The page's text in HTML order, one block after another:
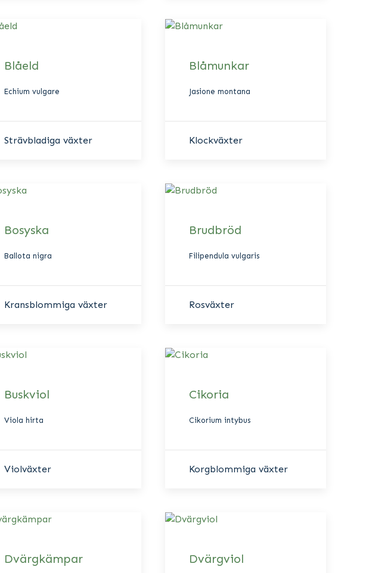
Blåeld
Echium vulgare
Strävbladiga växter
Blåmunkar
Jasione montana
Klockväxter
Bosyska
Ballota nigra
Kransblommiga växter
Brudbröd
Filipendula vulgaris
Rosväxter
Buskviol
Viola hirta
Violväxter
Cikoria
Cikorium intybus
Korgblommiga växter
Dvärgkämpar Dvärgviol